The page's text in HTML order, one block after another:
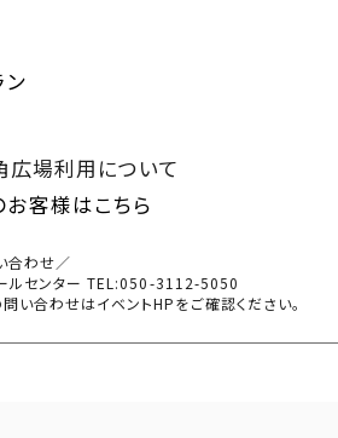
ン
場利用について
客様はこちら
合わせ／
ルセンター TEL:050-3112-5050
い合わせはイベントHPをご確認ください。